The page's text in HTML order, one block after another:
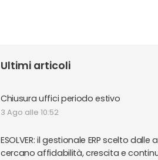
Ultimi articoli
Chiusura uffici periodo estivo
3 Ago alle 10:52
ESOLVER: il gestionale ERP scelto dalle
cercano affidabilità, crescita e